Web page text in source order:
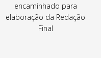
encaminhado para
elaboração da Redação
Final